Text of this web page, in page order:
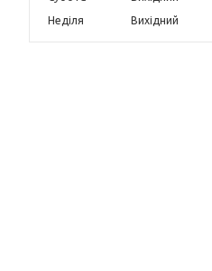
Неділя
Вихідний